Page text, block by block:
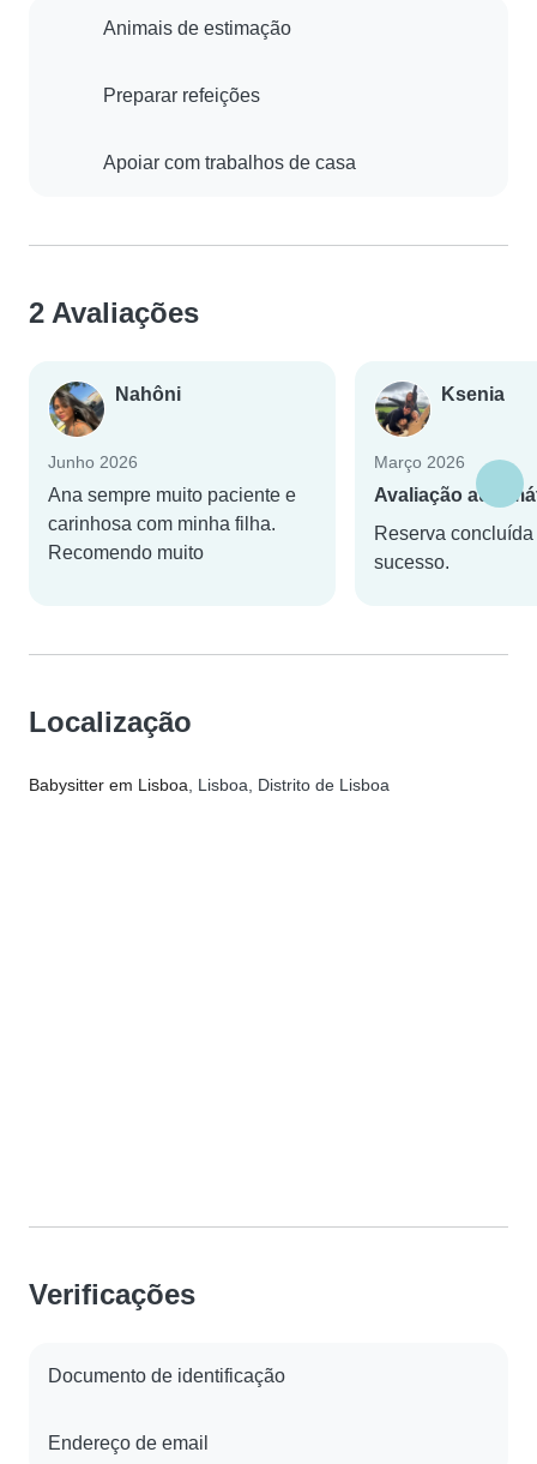
Animais de estimação
Preparar refeições
Apoiar com trabalhos de casa
2 Avaliações
Nahôni
Junho 2026
Ana sempre muito paciente e
carinhosa com minha filha.
Recomendo muito
Ksenia
Março 2026
Avaliação
Reserva concluída
sucesso.
Localização
Babysitter em Lisboa , Lisboa, Distrito de Lisboa
Verificações
Documento de identificação
Endereço de email